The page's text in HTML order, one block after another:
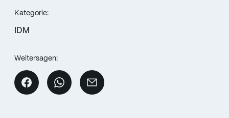
Kategorie:
IDM
Weitersagen: